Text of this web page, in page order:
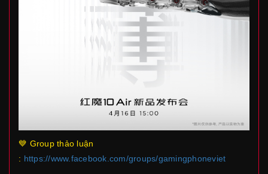
💙 Group thảo luận
: https://www.facebook.com/groups/gamingphoneviet